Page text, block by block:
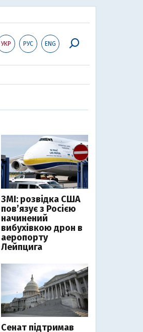
УКР РУС ENG
ЗМІ: розвідка США
пов’язує з Росією
начинений
вибухівкою дрон в
аеропорту
Лейпцига
Cенат підтримав